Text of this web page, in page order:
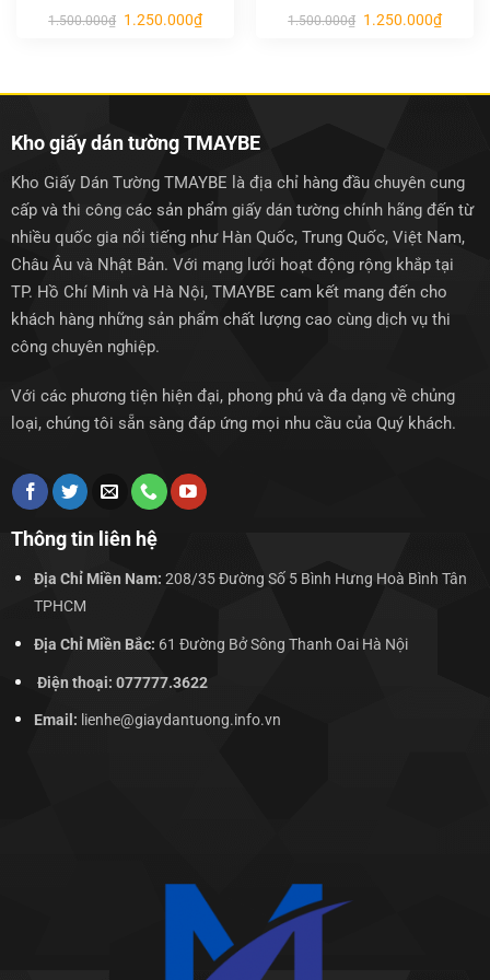
1.500.000₫ Giá
1.250.000₫Giá
hiện
1.500.000₫ Giá
1.250.000₫Giá
hiện
Kho giấy dán tường TMAYBE
Kho Giấy Dán Tường TMAYBE là địa chỉ hàng đầu chuyên cung
cấp và thi công các sản phẩm giấy dán tường chính hãng đến từ
nhiều quốc gia nổi tiếng như Hàn Quốc, Trung Quốc, Việt Nam,
Châu Âu và Nhật Bản. Với mạng lưới hoạt động rộng khắp tại
TP. Hồ Chí Minh và Hà Nội, TMAYBE cam kết mang đến cho
khách hàng những sản phẩm chất lượng cao cùng dịch vụ thi
công chuyên nghiệp.
Với các phương tiện hiện đại, phong phú và đa dạng về chủng
loại, chúng tôi sẵn sàng đáp ứng mọi nhu cầu của Quý khách.
Thông tin liên hệ
Địa Chỉ Miền Nam: 208/35 Đường Số 5 Bình Hưng Hoà Bình Tân
TPHCM
Địa Chỉ Miền Bắc: 61 Đường Bở Sông Thanh Oai Hà Nội
Điện thoại: 077777.3622
Email: lienhe@giaydantuong.info.vn